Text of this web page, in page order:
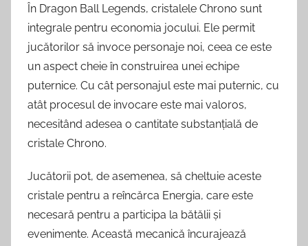
În Dragon Ball Legends, cristalele Chrono sunt
integrale pentru economia jocului. Ele permit
jucătorilor să invoce personaje noi, ceea ce este
un aspect cheie în construirea unei echipe
puternice. Cu cât personajul este mai puternic, cu
atât procesul de invocare este mai valoros,
necesitând adesea o cantitate substanțială de
cristale Chrono.
Jucătorii pot, de asemenea, să cheltuie aceste
cristale pentru a reîncărca Energia, care este
necesară pentru a participa la bătălii și
evenimente. Această mecanică încurajează